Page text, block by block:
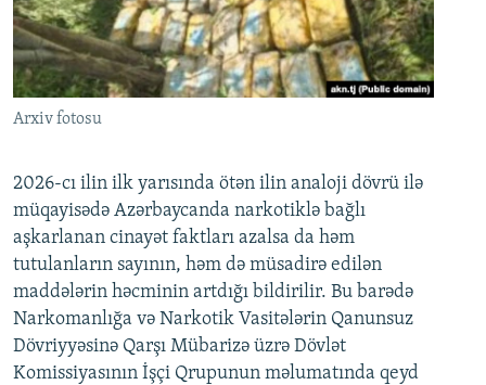
Arxiv fotosu
2026-cı ilin ilk yarısında ötən ilin analoji dövrü ilə
müqayisədə Azərbaycanda narkotiklə bağlı
aşkarlanan cinayət faktları azalsa da həm
tutulanların sayının, həm də müsadirə edilən
maddələrin həcminin artdığı bildirilir. Bu barədə
Narkomanlığa və Narkotik Vasitələrin Qanunsuz
Dövriyyəsinə Qarşı Mübarizə üzrə Dövlət
Komissiyasının İşçi Qrupunun məlumatında qeyd